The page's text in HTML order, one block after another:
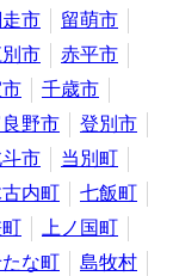
市
留萌市
市
赤平市
千歳市
野市
登別市
市
当別町
内町
七飯町
上ノ国町
な町
島牧村